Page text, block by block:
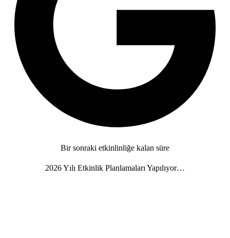
Bir sonraki etkinlinliğe kalan süre
2026 Yılı Etkinlik Planlamaları Yapılıyor…